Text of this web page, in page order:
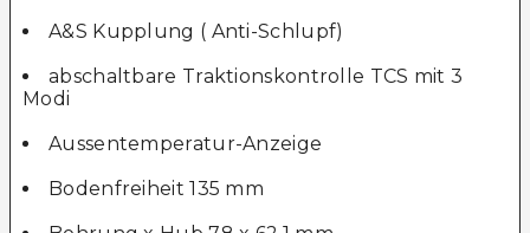
A&S Kupplung ( Anti-Schlupf)
abschaltbare Traktionskontrolle TCS mit 3
Modi
Aussentemperatur-Anzeige
Bodenfreiheit 135 mm